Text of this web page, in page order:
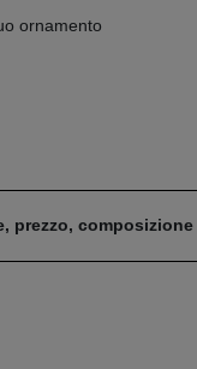
ornamento
prezzo, composizione